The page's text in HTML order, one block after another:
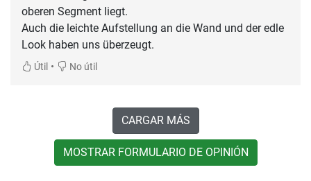
oberen Segment liegt.
Auch die leichte Aufstellung an die Wand und der edle
Útil • No útil
CARGAR MÁS
MOSTRAR FORMULARIO DE OPINIÓN